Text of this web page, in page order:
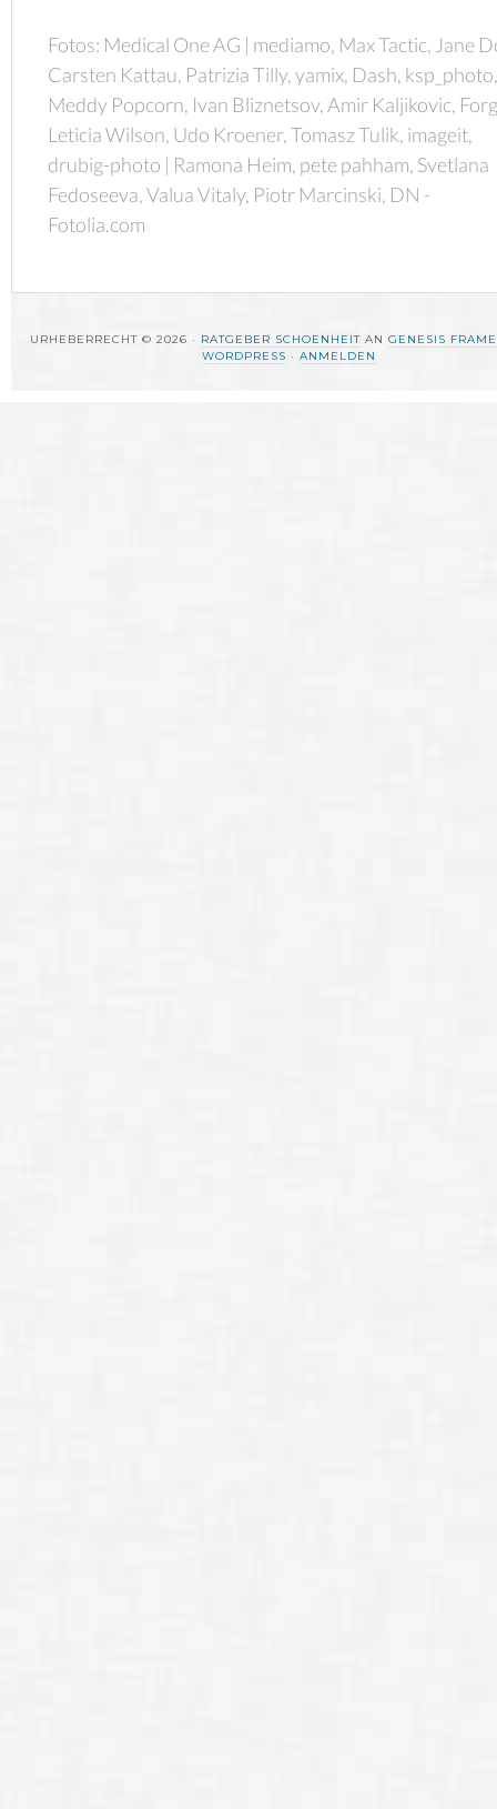
Fotos: Medical One AG | mediamo, Max Tactic, Jane
Carsten Kattau, Patrizia Tilly, yamix, Dash, ksp_photo,
Meddy Popcorn, Ivan Bliznetsov, Amir Kaljikovic,
Leticia Wilson, Udo Kroener, Tomasz Tulik, imageit,
drubig-photo | Ramona Heim, pete pahham, Svetlana
Fedoseeva, Valua Vitaly, Piotr Marcinski, DN -
Fotolia.com
URHEBERRECHT © 2026 · RATGEBER SCHOENHEIT AN GENESIS
WORDPRESS · ANMELDEN